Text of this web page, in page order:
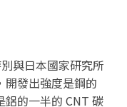
與日本國家研究所
開發出強度是鋼的
鋁的一半的 CNT 碳